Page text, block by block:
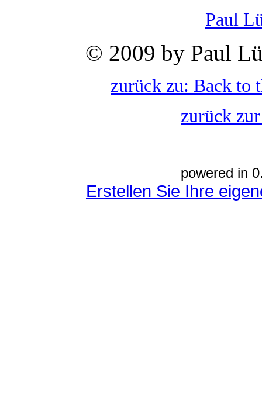
Paul
© 2009 by Paul
zurück zu: Back to
zurück
powered in
Erstellen Sie Ihre